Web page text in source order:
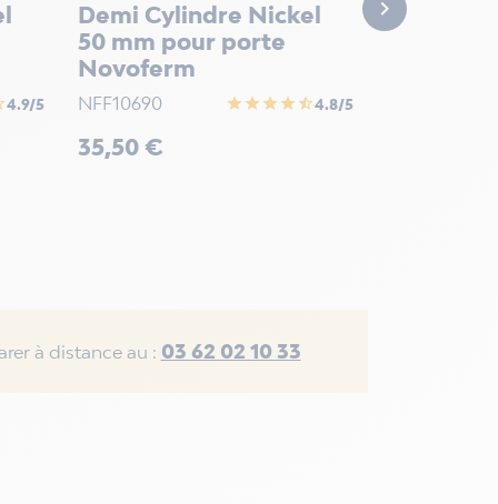
4.9/5
Demi Cylindre Nickel
50 mm pour porte
Novoferm
NFF10690 star star star star star_half4.8/5
Prix
35,50 €
59,90 €

à distance au : 03 62 02 10 33